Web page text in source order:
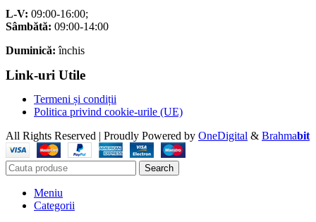
L-V: 09:00-16:00;
Sâmbătă: 09:00-14:00
Duminică: închis
Link-uri Utile
Termeni și condiții
Politica privind cookie-urile (UE)
All Rights Reserved | Proudly Powered by OneDigital & Brahmabit
Search
Meniu
Categorii